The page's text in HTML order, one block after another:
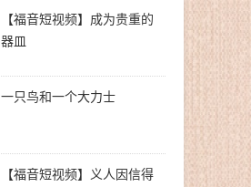
【福音短视频】成为贵重的
器皿
一只鸟和一个大力士
【福音短视频】义人因信得